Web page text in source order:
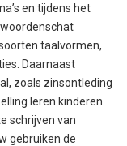
en tijdens het
taalvormen,
Daarnaast
zoals zinsontleding
leren kinderen
schrijven van
gebruiken de